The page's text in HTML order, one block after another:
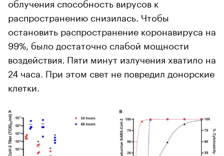
распространению снизилась. Чтобы
остановить распространение коронавируса на
99%, было достаточно слабой мощности
воздействия. Пяти минут излучения хватило на
24 часа. При этом свет не повредил донорские
клетки.